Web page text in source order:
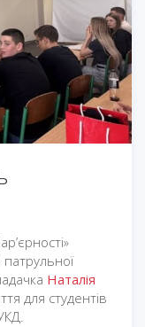
Наталія
для студентів